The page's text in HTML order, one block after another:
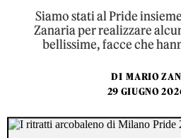
Siamo stati al Pride
Zanaria per realizzare
bellissime, facce che
DI MARIO
29 GIUGNO